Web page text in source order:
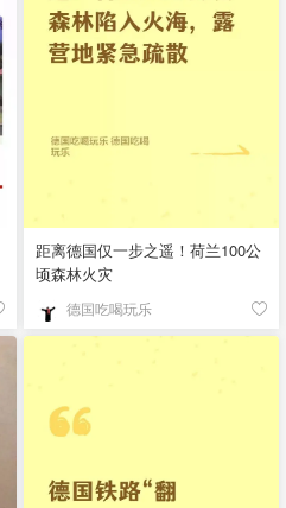
距离德国仅一步之遥！荷兰100公
顷森林火灾
德国吃喝玩乐